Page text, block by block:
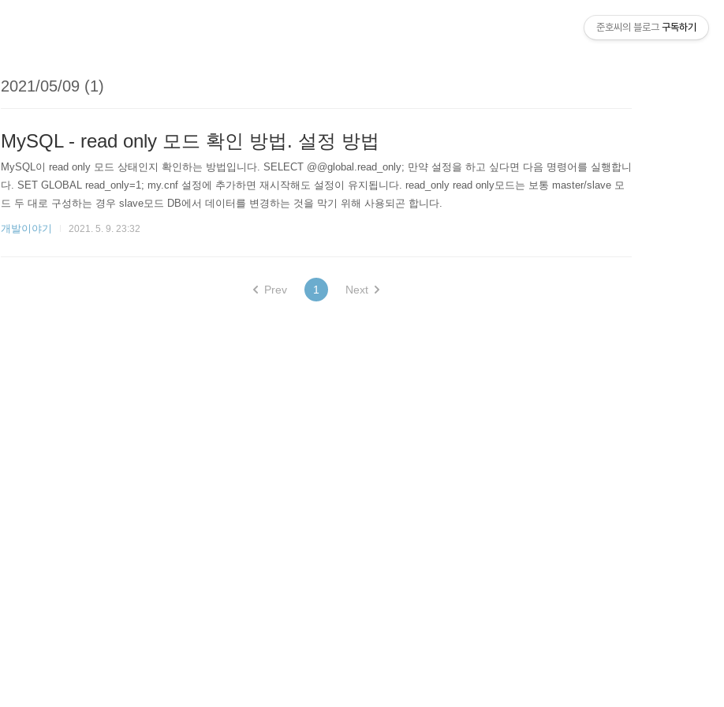
2021/05/09 (1)
MySQL - read only 모드 확인 방법. 설정 방법
MySQL이 read only 모드 상태인지 확인하는 방법입니다. SELECT @@global.read_only; 만약 설정을 하고 싶다면 다음 명령어를 실행합니
다. SET GLOBAL read_only=1; my.cnf 설정에 추가하면 재시작해도 설정이 유지됩니다. read_only read only모드는 보통 master/slave 모
드 두 대로 구성하는 경우 slave모드 DB에서 데이터를 변경하는 것을 막기 위해 사용되곤 합니다.
개발이야기 2021. 5. 9. 23:32
Prev 1 Next
준호씨의 블로그 구독하기